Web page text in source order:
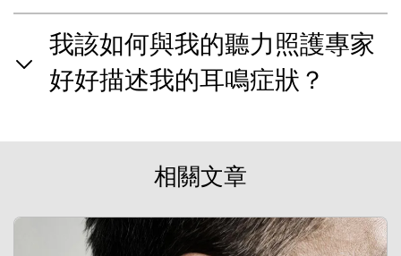
我該如何與我的聽力照護專家
好好描述我的耳鳴症狀？
相關文章